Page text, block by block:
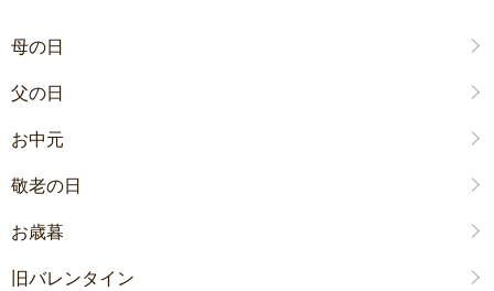
母の日
父の日
お中元
敬老の日
お歳暮
旧バレンタイン